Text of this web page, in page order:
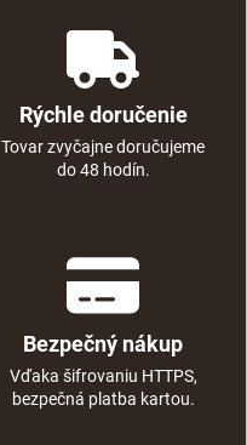
Rýchle doručenie
Tovar zvyčajne doručujeme
do 48 hodín.
Bezpečný nákup
Vďaka šifrovaniu HTTPS,
bezpečná platba kartou.